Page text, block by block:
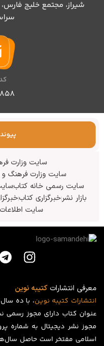
سایت وزارت
سایت وزارت فرهنگ و
سایت رسمی خانه کتاب
بازار نشرخبرگزاری کتاب
سایت
معرفی انتشاراتکتیبه نوین
انتشارات کتیبه نوین، با ده
اسلامی مفتخر است حاصل